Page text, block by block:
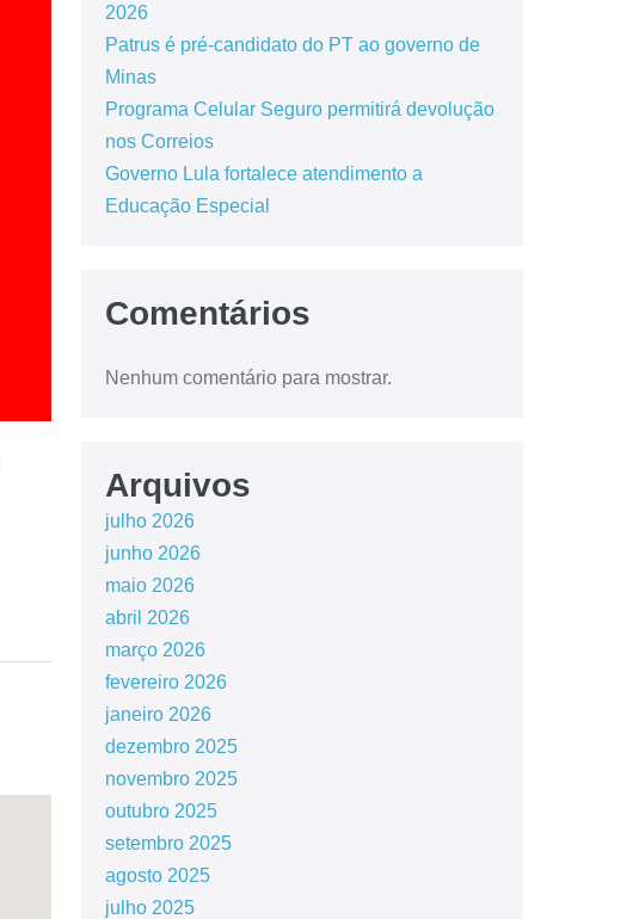
2026
Patrus é pré-candidato do PT ao governo de
Minas
Programa Celular Seguro permitirá devolução
nos Correios
Governo Lula fortalece atendimento a
Educação Especial
Comentários
Nenhum comentário para mostrar.
Arquivos
julho 2026
junho 2026
maio 2026
abril 2026
março 2026
fevereiro 2026
janeiro 2026
dezembro 2025
novembro 2025
outubro 2025
setembro 2025
agosto 2025
julho 2025